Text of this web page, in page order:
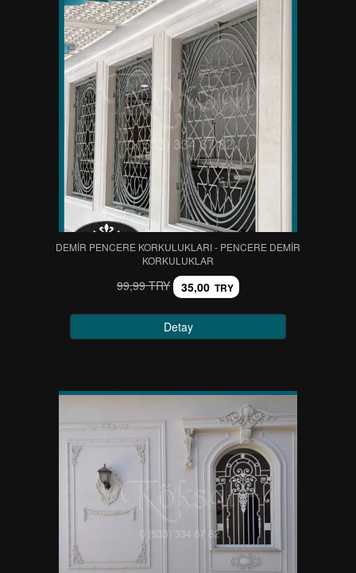
DEMİR PENCERE KORKULUKLARI - PENCERE DEMİR
KORKULUKLAR
99,99 TRY 35,00 TRY
Detay